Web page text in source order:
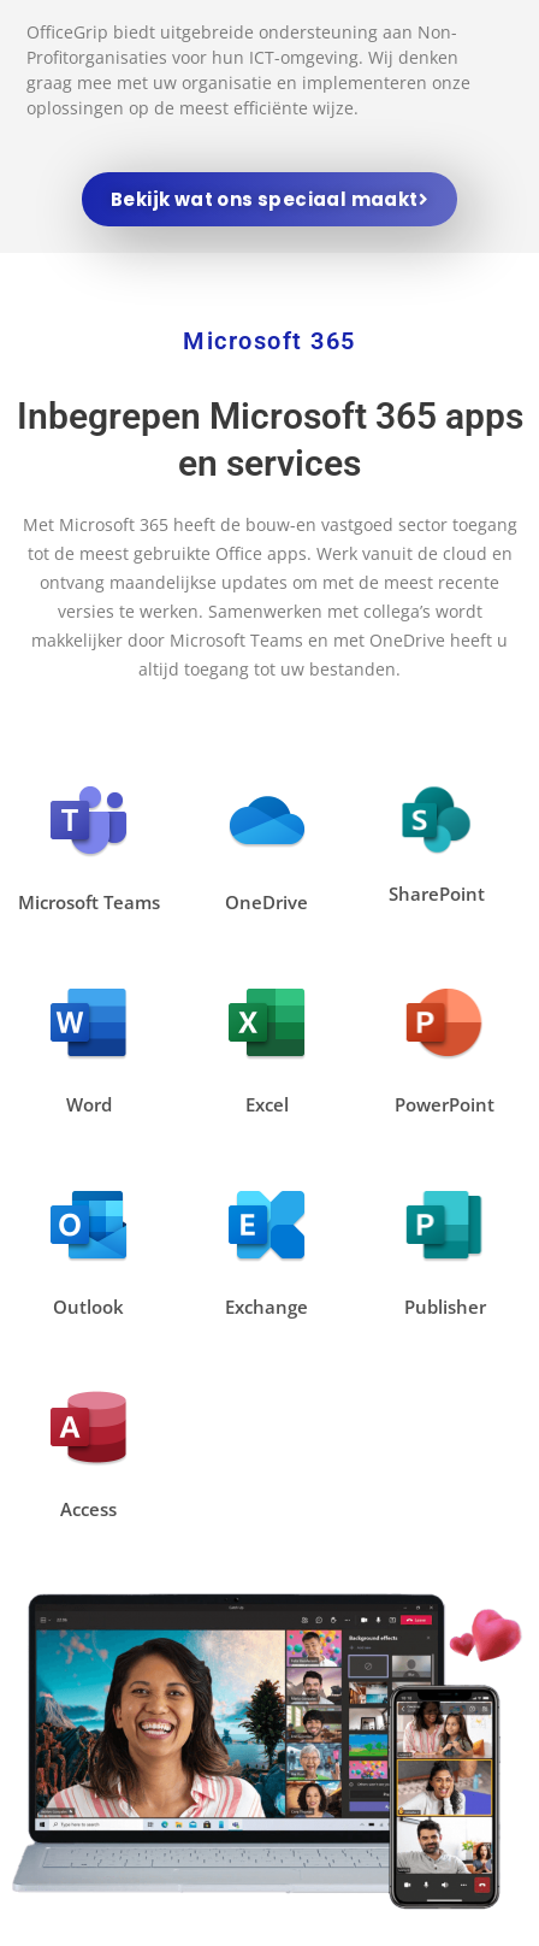
OfficeGrip biedt uitgebreide ondersteuning aan Non-
Profitorganisaties voor hun ICT-omgeving. Wij denken
graag mee met uw organisatie en implementeren onze
oplossingen op de meest efficiënte wijze.
Bekijk wat ons speciaal maakt
Microsoft 365
Inbegrepen Microsoft 365 apps
en services
Met Microsoft 365 heeft de bouw-en vastgoed sector toegang
tot de meest gebruikte Office apps. Werk vanuit de cloud en
ontvang maandelijkse updates om met de meest recente
versies te werken. Samenwerken met collega’s wordt
makkelijker door Microsoft Teams en met OneDrive heeft u
altijd toegang tot uw bestanden.
Microsoft Teams OneDrive SharePoint
Word Excel PowerPoint
Outlook Exchange Publisher
Access